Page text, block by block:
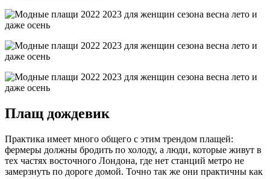
Плащ дождевик
Практика имеет много общего с этим трендом плащей:
фермеры должны бродить по холоду, а люди, которые живут в
тех частях восточного Лондона, где нет станций метро не
замерзнуть по дороге домой. Точно так же они практичны как